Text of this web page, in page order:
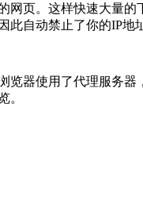
网页。这样快速大量
此自动禁止了你的IP
览器使用了代理服务
。